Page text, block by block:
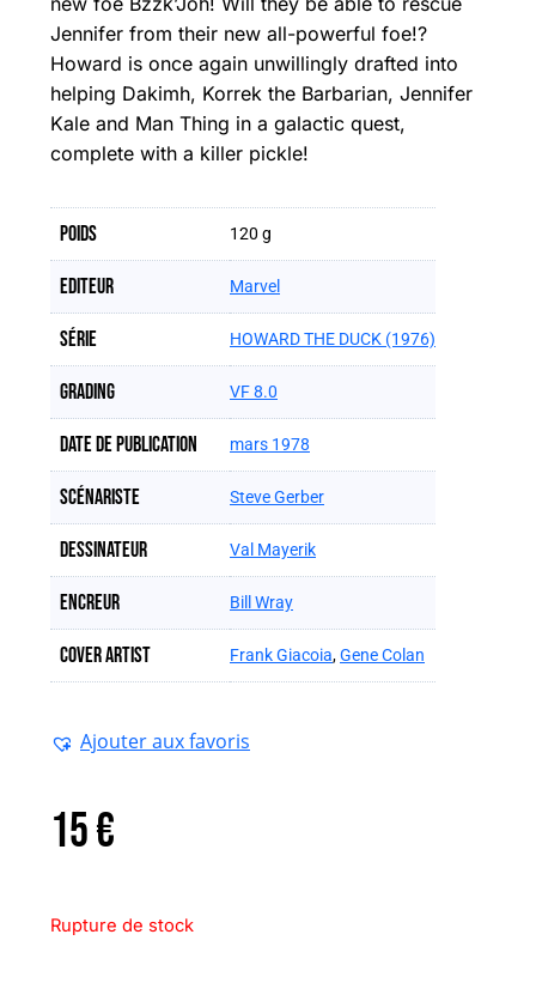
Jennifer from their new all-powerful foe!?
Howard is once again unwillingly drafted into
helping Dakimh, Korrek the Barbarian, Jennifer
Kale and Man Thing in a galactic quest,
complete with a killer pickle!
Poids 120 g
Editeur Marvel
Série HOWARD THE DUCK (1976)
Grading VF 8.0
Date de publication mars 1978
Scénariste Steve Gerber
Dessinateur Val Mayerik
Encreur Bill Wray
Cover artist Frank Giacoia,Gene Colan
Ajouter aux favoris
15€
Rupture de stock